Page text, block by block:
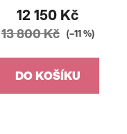
12 150 Kč
13 800 Kč (–11 %)
DO KOŠÍKU